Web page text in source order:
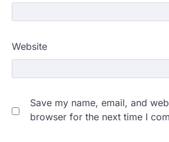
Website
Save my name, email, and
browser for the next time I